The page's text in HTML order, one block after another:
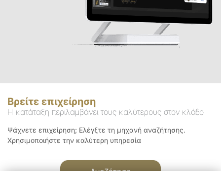
Βρείτε επιχείρηση
Η κατάταξη περιλαμβάνει τους καλύτερους στον κλάδο
Ψάχνετε επιχείρηση; Ελέγξτε τη μηχανή αναζήτησης.
Χρησιμοποιήστε την καλύτερη υπηρεσία